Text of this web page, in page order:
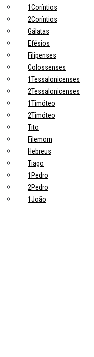
1Coríntios
2Coríntios
Gálatas
Efésios
Filipenses
Colossenses
1Tessalonicenses
2Tessalonicenses
1Timóteo
2Timóteo
Tito
Filemom
Hebreus
Tiago
1Pedro
2Pedro
1João